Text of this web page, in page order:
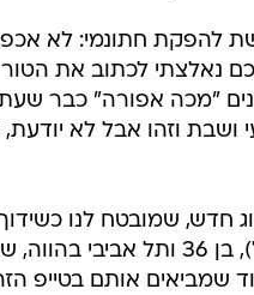
להפקת חתונמי: לא
נאלצתי לכתוב את
"מכה אפורה" כבר
וזהו אבל לא יודעת,
חדש, שמובטח לנו
ראשון". הוא מנו (עמנואל),
שמביאים אותם בטייפ